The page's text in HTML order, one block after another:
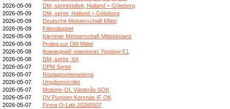
2026-05-09
DM, sprintstafett, Halland + Göteborg
2026-05-09
DM, sprint, Halland + Göteborg
2026-05-09
Deutsche Meisterschaft Mittel
2026-05-09
Fäbodloppet
2026-05-09
Kärntner Meisterschaft Mitteldistanz
2026-05-08
Prolog zur DM Mittel
2026-05-08
Командний чемпіонат України E1
2026-05-08
DM, sprint, XX
2026-05-07
DPM Sprint
2026-05-07
Roslagsveteranerna
2026-05-07
Ungdomstrollet
2026-05-07
Motions-OL Västerås SOK
2026-05-07
DV Pumoen Korsnäs IF OK
2026-05-07
Firma-O-Løb 20260507